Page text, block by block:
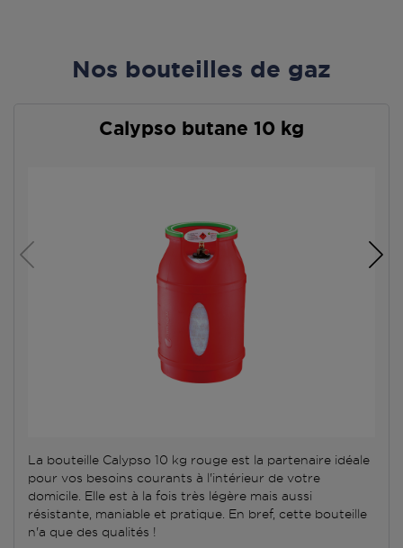
Nos bouteilles de gaz
Calypso butane 10 kg
La bouteille Calypso 10 kg rouge est la partenaire idéale
pour vos besoins courants à l'intérieur de votre
domicile. Elle est à la fois très légère mais aussi
résistante, maniable et pratique. En bref, cette bouteille
n'a que des qualités !